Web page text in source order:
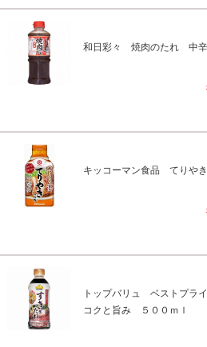
和日彩々 焼肉のたれ 中
キッコーマン食品 てりや
トップバリュ ベストプラ
コクと旨み ５００ｍｌ